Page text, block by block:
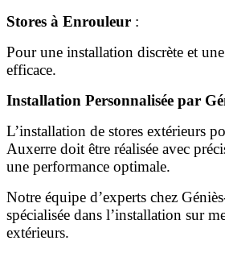
Stores à Enrouleur :
Pour une installation discrète et
efficace.
Installation Personnalisée par
L’installation de stores extérieurs
Auxerre doit être réalisée avec
une performance optimale.
Notre équipe d’experts chez
spécialisée dans l’installation sur
extérieurs.